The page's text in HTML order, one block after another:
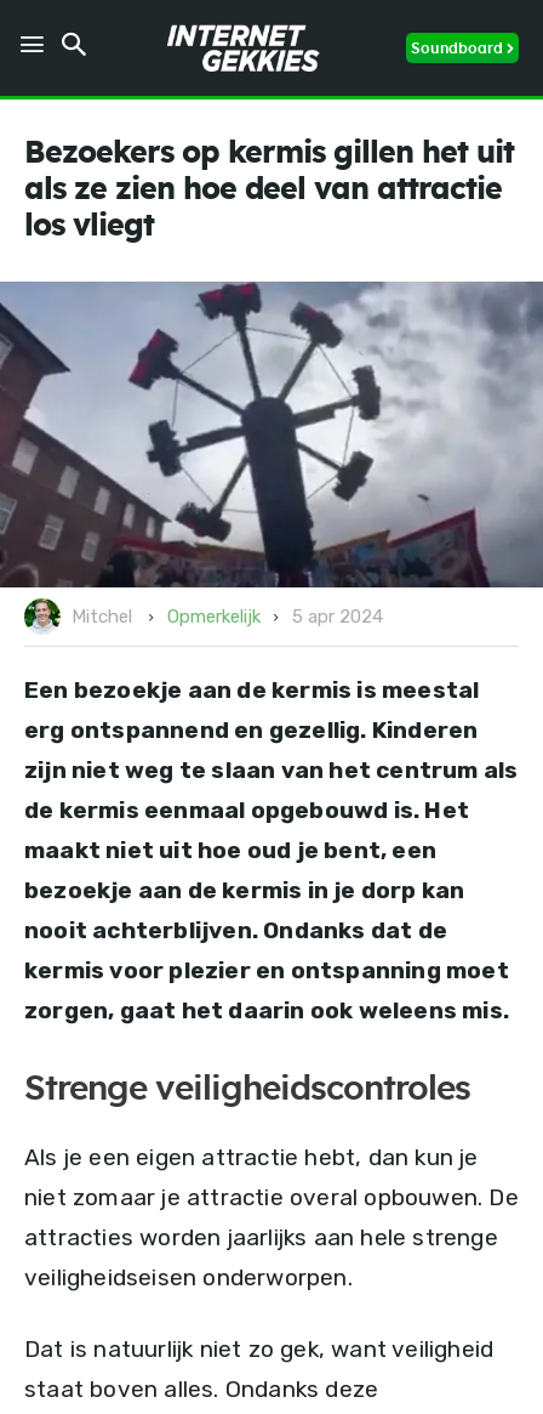
Soundboard
Bezoekers op kermis gillen het uit
als ze zien hoe deel van attractie
los vliegt
Mitchel Opmerkelijk 5 apr 2024
Een bezoekje aan de kermis is meestal
erg ontspannend en gezellig. Kinderen
zijn niet weg te slaan van het centrum als
de kermis eenmaal opgebouwd is. Het
maakt niet uit hoe oud je bent, een
bezoekje aan de kermis in je dorp kan
nooit achterblijven. Ondanks dat de
kermis voor plezier en ontspanning moet
zorgen, gaat het daarin ook weleens mis.
Strenge veiligheidscontroles
Als je een eigen attractie hebt, dan kun je
niet zomaar je attractie overal opbouwen. De
attracties worden jaarlijks aan hele strenge
veiligheidseisen onderworpen.
Dat is natuurlijk niet zo gek, want veiligheid
staat boven alles. Ondanks deze